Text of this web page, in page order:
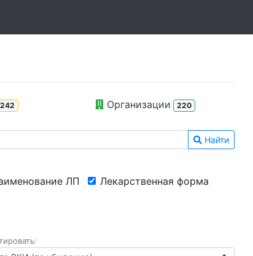
242 Организации 220
Найти
ЛП Лекарственная форма